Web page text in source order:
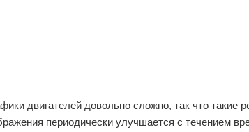
двигателей довольно сложно, так что такие
периодически улучшается с течением